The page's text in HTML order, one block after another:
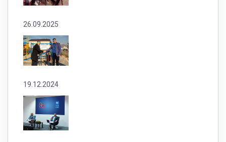
26.09.2025
19.12.2024